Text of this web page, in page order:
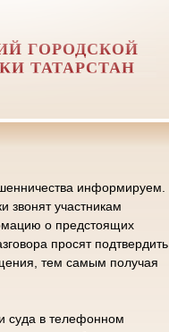
ГОРОДСКОЙ
ТАТАРСТАН
информируем.
звонят участникам
о предстоящих
просят подтвердить
тем самым получая
суда в телефонном